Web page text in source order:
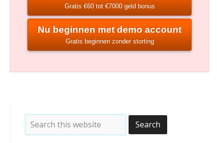
Gratis €60 tot €7000 geld bonus
Nu beginnen met demo account
Gratis beginnen zonder storting